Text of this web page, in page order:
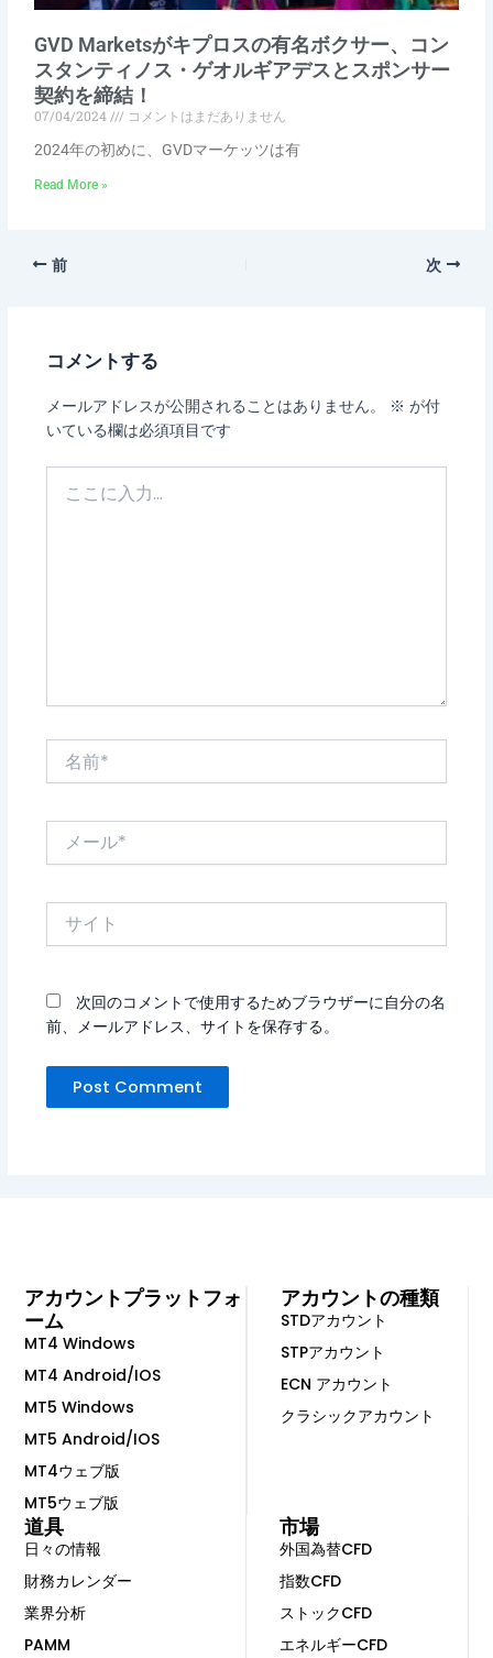
GVD Marketsがキプロスの有名ボクサー、コン
スタンティノス・ゲオルギアデスとスポンサー
契約を締結！
07/04/2024
コメントはまだありません
2024年の初めに、GVDマーケッツは有
Read More »
前 次
コメントする
メールアドレスが公開されることはありません。 ※ が付
いている欄は必須項目です
次回のコメントで使用するためブラウザーに自分の名
前、メールアドレス、サイトを保存する。
アカウントの種類
STDアカウント
STPアカウント
ECN アカウント
クラシックアカウント
アカウントプラットフォ
ーム
MT4 Windows
MT4 Android/IOS
MT5 Windows
MT5 Android/IOS
MT4ウェブ版
MT5ウェブ版
市場
外国為替CFD
指数CFD
ストックCFD
エネルギーCFD
道具
日々の情報
財務カレンダー
業界分析
PAMM